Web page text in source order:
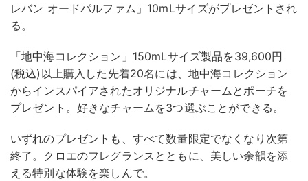
レバン オードパルファム」10mLサイズがプレゼントされ
る。
「地中海コレクション」150mLサイズ製品を39,600円
(税込)以上購入した先着20名には、地中海コレクション
からインスパイアされたオリジナルチャームとポーチを
プレゼント。好きなチャームを3つ選ぶことができる。
いずれのプレゼントも、すべて数量限定でなくなり次第
終了。クロエのフレグランスとともに、美しい余韻を添
える特別な体験を楽しんで。